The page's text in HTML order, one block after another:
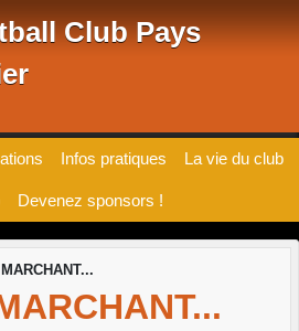
Club Pays
Infos pratiques La vie du club
Devenez sponsors !